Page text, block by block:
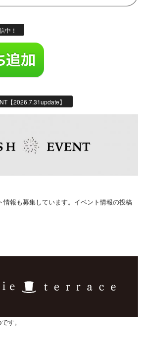
中！
【2026.7.31update】
情報も募集しています。イベント情報の投稿
す。